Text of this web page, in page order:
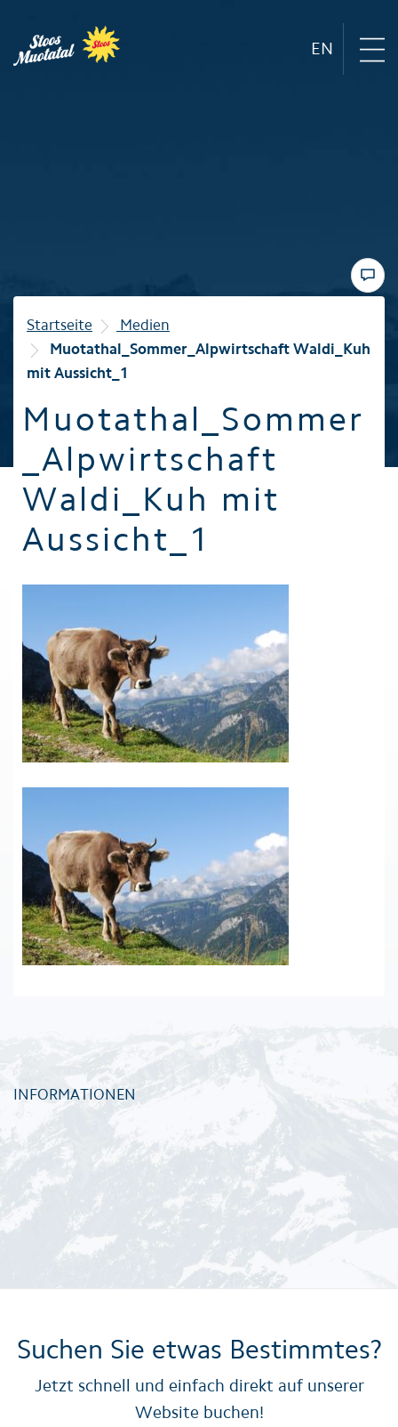
EN
Winter
Familie
Startseite
Medien
Muotathal_Sommer_Alpwirtschaft Waldi_Kuh
mit Aussicht_1
Muotathal_Sommer
_Alpwirtschaft
Waldi_Kuh mit
Aussicht_1
INFORMATIONEN
Suchen Sie etwas Bestimmtes?
Jetzt schnell und einfach direkt auf unserer
Website buchen!